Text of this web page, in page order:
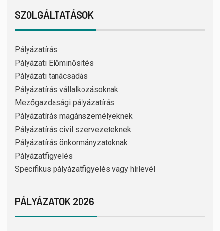
SZOLGÁLTATÁSOK
Pályázatírás
Pályázati Előminősítés
Pályázati tanácsadás
Pályázatírás vállalkozásoknak
Mezőgazdasági pályázatírás
Pályázatírás magánszemélyeknek
Pályázatírás civil szervezeteknek
Pályázatírás önkormányzatoknak
Pályázatfigyelés
Specifikus pályázatfigyelés vagy hírlevél
PÁLYÁZATOK 2026